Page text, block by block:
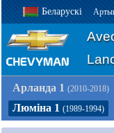
Беларускі
Арланда 1 (2010-2018)
Люміна 1 (1989-1994)